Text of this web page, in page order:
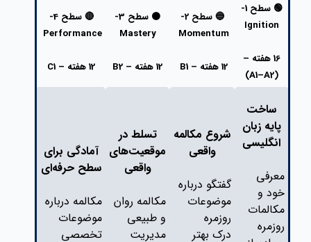
🟢 سطح 1-
Ignition
16 هفته –
(A1–A2)
🔵 سطح 2-
Momentum
12 هفته – B1
🟠 سطح 3-
Mastery
12 هفته – B2
🔴 سطح 4-
Performance
12 هفته – C1
ساخت
پایه زبان
انگلیسی
معرفی
خود و
مکالمات
روزمره
شروع مکالمه
واقعی
گفتگو درباره
موضوعات
روزمره
درک بهتر
تسلط در
موقعیت‌های
واقعی
مکالمه روان
و طبیعی
مدیریت
آمادگی برای
سطح حرفه‌ای
مکالمه درباره
موضوعات
تخصصی